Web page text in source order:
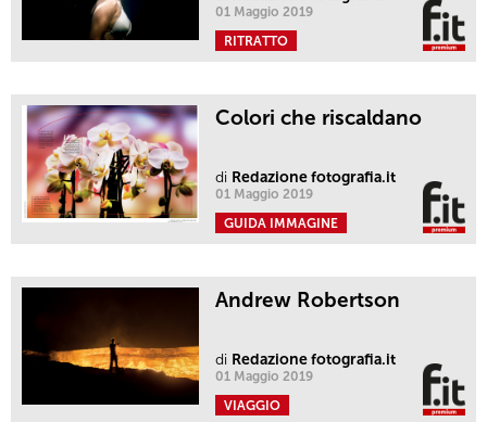
01 Maggio 2019
RITRATTO
Colori che riscaldano
di Redazione fotografia.it
01 Maggio 2019
GUIDA IMMAGINE
Andrew Robertson
di Redazione fotografia.it
01 Maggio 2019
VIAGGIO